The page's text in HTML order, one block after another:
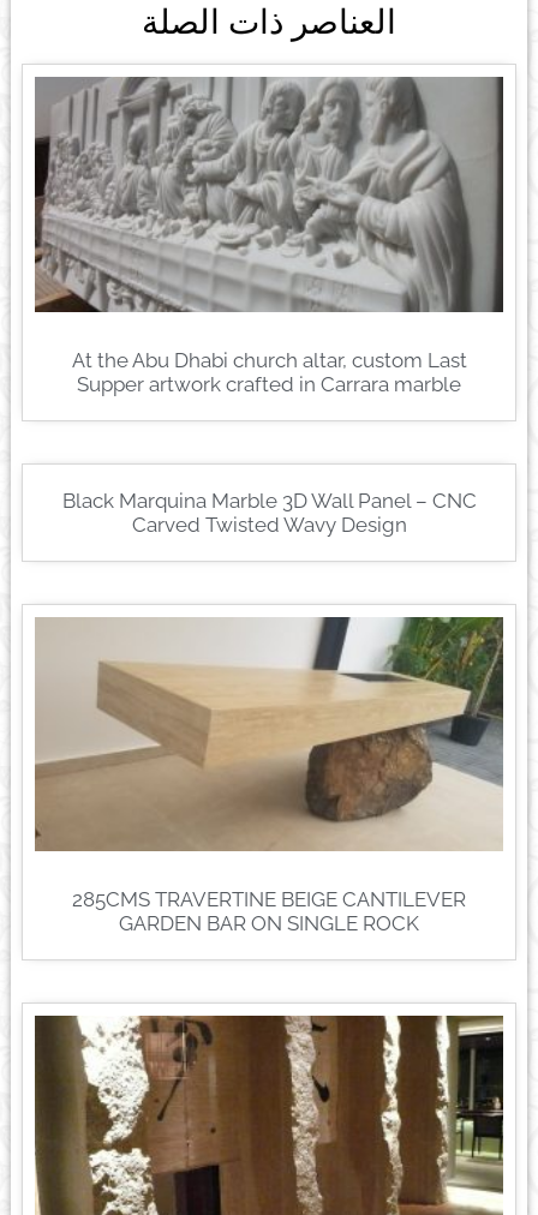
العناصر ذات الصلة
At the Abu Dhabi church altar, custom Last
Supper artwork crafted in Carrara marble
Black Marquina Marble 3D Wall Panel – CNC
Carved Twisted Wavy Design
285CMS TRAVERTINE BEIGE CANTILEVER
GARDEN BAR ON SINGLE ROCK